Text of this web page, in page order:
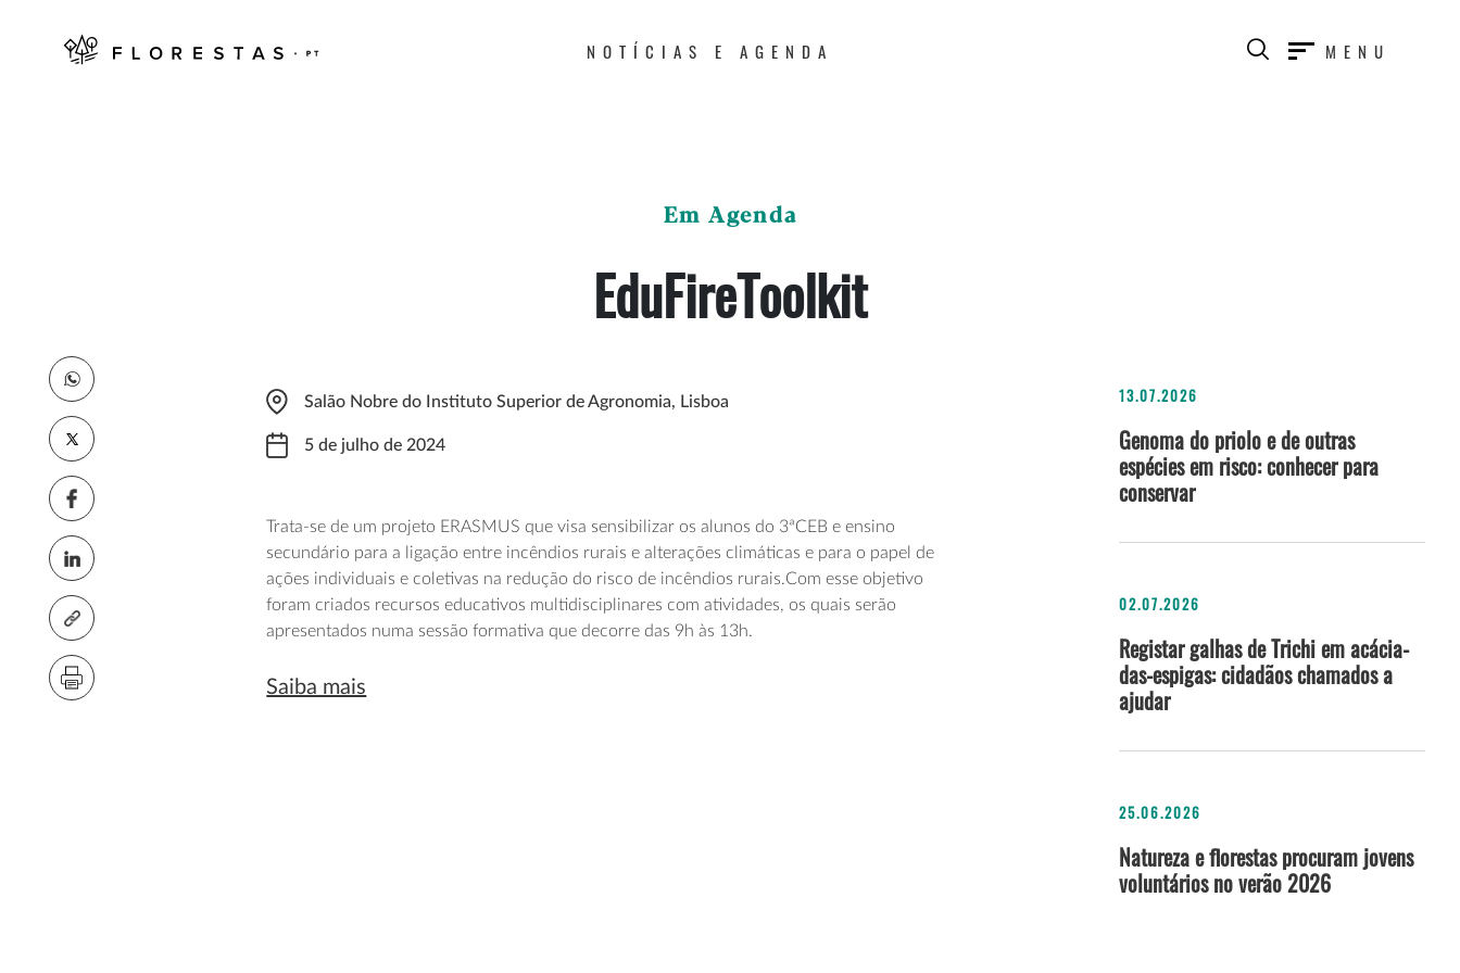
NOTÍCIAS E AGENDA MENU
Em Agenda
EduFireToolkit
Salão Nobre do Instituto Superior de Agronomia, Lisboa
5 de julho de 2024
Trata-se de um projeto ERASMUS que visa sensibilizar os alunos do 3ªCEB e ensino
secundário para a ligação entre incêndios rurais e alterações climáticas e para o papel de
ações individuais e coletivas na redução do risco de incêndios rurais.Com esse objetivo
foram criados recursos educativos multidisciplinares com atividades, os quais serão
apresentados numa sessão formativa que decorre das 9h às 13h.
Saiba mais
13.07.2026
Genoma do priolo e de outras
espécies em risco: conhecer para
conservar
02.07.2026
Registar galhas de Trichi em acácia-
das-espigas: cidadãos chamados a
ajudar
25.06.2026
Natureza e florestas procuram jovens
voluntários no verão 2026